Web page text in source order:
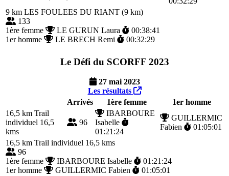
9 km LES FOULEES DU RIANT (9 km)
133
1ère femme
LE GURUN Laura
00:38:41
1er homme
LE BRECH Remi 00:32:29
Le Défi du SCORFF 2023
27 mai 2023
Les résultats
Arrivés
1ère femme
1er homme
16,5 km Trail
individuel 16,5
kms
96
IBARBOURE
Isabelle
01:21:24
GUILLERMIC
Fabien
01:05:01
16,5 km Trail individuel 16,5 kms
96
1ère femme
IBARBOURE Isabelle
01:21:24
1er homme
GUILLERMIC Fabien
01:05:01